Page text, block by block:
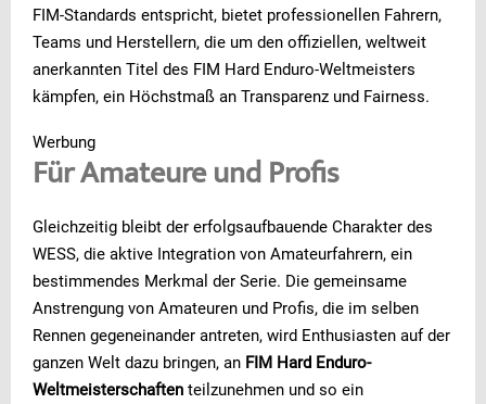
FIM-Standards entspricht, bietet professionellen Fahrern,
Teams und Herstellern, die um den offiziellen, weltweit
anerkannten Titel des FIM Hard Enduro-Weltmeisters
kämpfen, ein Höchstmaß an Transparenz und Fairness.
Werbung
Für Amateure und Profis
Gleichzeitig bleibt der erfolgsaufbauende Charakter des
WESS, die aktive Integration von Amateurfahrern, ein
bestimmendes Merkmal der Serie. Die gemeinsame
Anstrengung von Amateuren und Profis, die im selben
Rennen gegeneinander antreten, wird Enthusiasten auf der
ganzen Welt dazu bringen, an FIM Hard Enduro-
Weltmeisterschaften teilzunehmen und so ein